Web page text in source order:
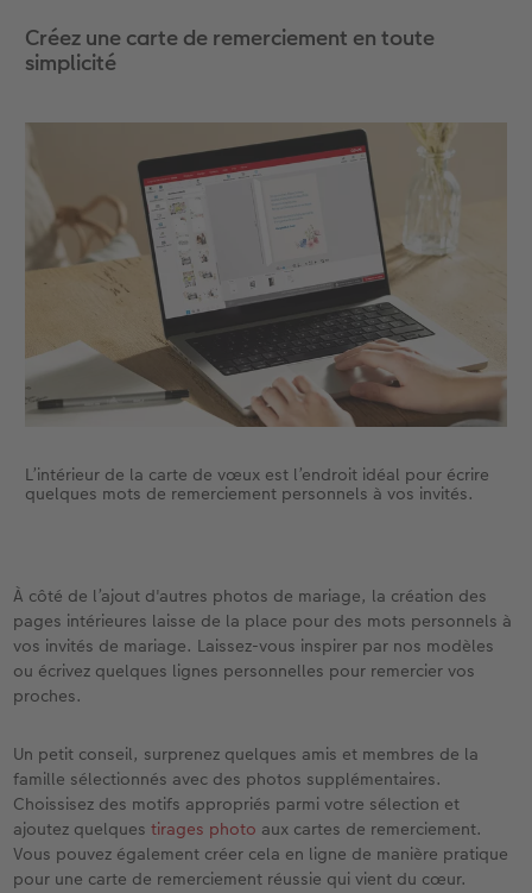
Créez une carte de remerciement en toute
simplicité
L’intérieur de la carte de vœux est l’endroit idéal pour écrire
quelques mots de remerciement personnels à vos invités.
À côté de l’ajout d'autres photos de mariage, la création des
pages intérieures laisse de la place pour des mots personnels à
vos invités de mariage. Laissez-vous inspirer par nos modèles
ou écrivez quelques lignes personnelles pour remercier vos
proches.
Un petit conseil, surprenez quelques amis et membres de la
famille sélectionnés avec des photos supplémentaires.
Choissisez des motifs appropriés parmi votre sélection et
ajoutez quelquestirages photo aux cartes de remerciement.
Vous pouvez également créer cela en ligne de manière pratique
pour une carte de remerciement réussie qui vient du cœur.